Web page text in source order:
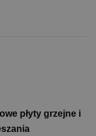
płyty grzejne i